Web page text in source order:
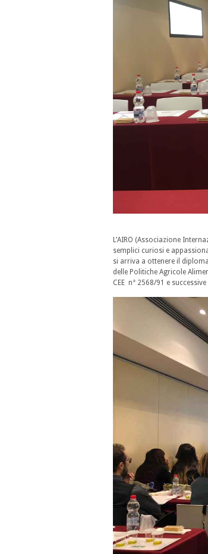
L’AIRO (Associazione
semplici curiosi e
si arriva a ottenere il
delle Politiche Agricole
CEE n° 2568/91 e